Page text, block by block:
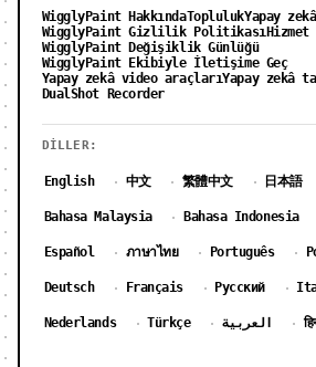
WigglyPaint HakkındaToplulukYapay
WigglyPaint Gizlilik Politikası
WigglyPaint Değişiklik Günlüğü
WigglyPaint Ekibiyle İletişime Geç
Yapay zekâ video araçlarıYapay zekâ
DualShot Recorder
DILLER:
English · 中文 · 繁體中文 · 日本語
Bahasa Malaysia · Bahasa Indonesia
Español · ภาษาไทย · Português ·
Deutsch · Français · Русский ·
Nederlands · Türkçe · العربية ·